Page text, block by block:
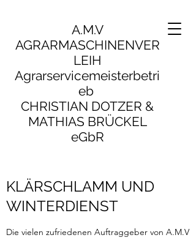
A.M.V
AGRARMASCHINENVER
LEIH
Agrarservicemeisterbetri
eb
CHRISTIAN DOTZER &
MATHIAS BRÜCKEL
eGbR
KLÄRSCHLAMM UND
WINTERDIENST
Die vielen zufriedenen Auftraggeber von A.M.V